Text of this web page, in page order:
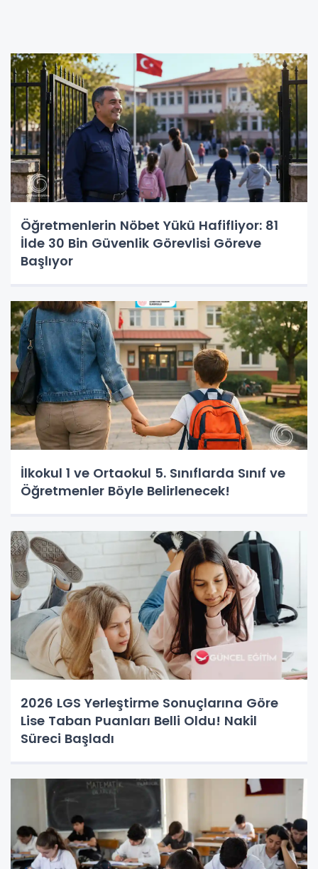
Öğretmenlerin Nöbet Yükü Hafifliyor: 81
İlde 30 Bin Güvenlik Görevlisi Göreve
Başlıyor
İlkokul 1 ve Ortaokul 5. Sınıflarda Sınıf ve
Öğretmenler Böyle Belirlenecek!
2026 LGS Yerleştirme Sonuçlarına Göre
Lise Taban Puanları Belli Oldu! Nakil
Süreci Başladı